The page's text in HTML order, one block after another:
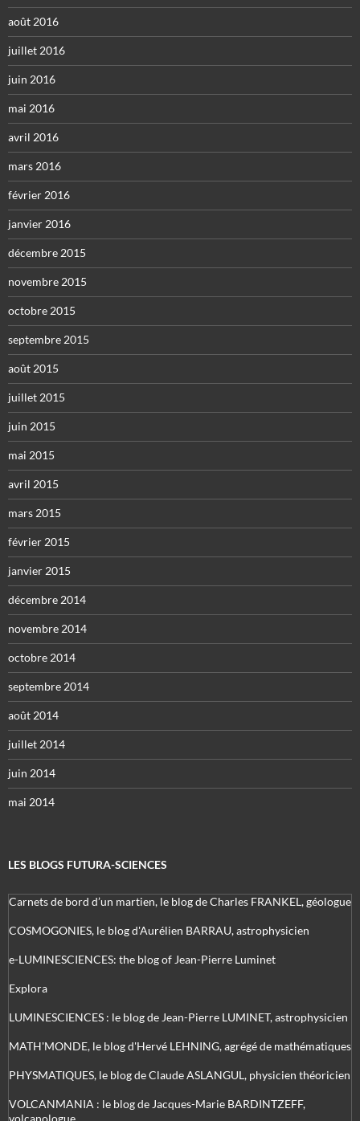
août 2016
juillet 2016
juin 2016
mai 2016
avril 2016
mars 2016
février 2016
janvier 2016
décembre 2015
novembre 2015
octobre 2015
septembre 2015
août 2015
juillet 2015
juin 2015
mai 2015
avril 2015
mars 2015
février 2015
janvier 2015
décembre 2014
novembre 2014
octobre 2014
septembre 2014
août 2014
juillet 2014
juin 2014
mai 2014
LES BLOGS FUTURA-SCIENCES
Carnets de bord d’un martien, le blog de Charles FRANKEL, géologue
COSMOGONIES, le blog d'Aurélien BARRAU, astrophysicien
e-LUMINESCIENCES: the blog of Jean-Pierre Luminet
Explora
LUMINESCIENCES : le blog de Jean-Pierre LUMINET, astrophysicien
MATH'MONDE, le blog d'Hervé LEHNING, agrégé de mathématiques
PHYSMATIQUES, le blog de Claude ASLANGUL, physicien théoricien
VOLCANMANIA : le blog de Jacques-Marie BARDINTZEFF,
volcanologue